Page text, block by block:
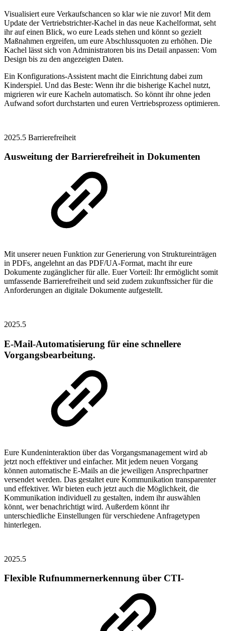
Visualisiert eure Verkaufschancen so klar wie nie zuvor! Mit dem
Update der Vertriebstrichter-Kachel in das neue Kachelformat, seht
ihr auf einen Blick, wo eure Leads stehen und könnt so gezielt
Maßnahmen ergreifen, um eure Abschlussquoten zu erhöhen. Die
Kachel lässt sich von Administratoren bis ins Detail anpassen: Vom
Design bis zu den angezeigten Daten.
Ein Konfigurations-Assistent macht die Einrichtung dabei zum
Kinderspiel. Und das Beste: Wenn ihr die bisherige Kachel nutzt,
migrieren wir eure Kacheln automatisch. So könnt ihr ohne jeden
Aufwand sofort durchstarten und euren Vertriebsprozess optimieren.
2025.5 Barrierefreiheit
Ausweitung der Barrierefreiheit in Dokumenten
Mit unserer neuen Funktion zur Generierung von Struktureinträgen
in PDFs, angelehnt an das PDF/UA-Format, macht ihr eure
Dokumente zugänglicher für alle. Euer Vorteil: Ihr ermöglicht somit
umfassende Barrierefreiheit und seid zudem zukunftssicher für die
Anforderungen an digitale Dokumente aufgestellt.
2025.5
E-Mail-Automatisierung für eine schnellere
Vorgangsbearbeitung.
Eure Kundeninteraktion über das Vorgangsmanagement wird ab
jetzt noch effektiver und einfacher. Mit jedem neuen Vorgang
können automatische E-Mails an die jeweiligen Ansprechpartner
versendet werden. Das gestaltet eure Kommunikation transparenter
und effektiver. Wir bieten euch jetzt auch die Möglichkeit, die
Kommunikation individuell zu gestalten, indem ihr auswählen
könnt, wer benachrichtigt wird. Außerdem könnt ihr
unterschiedliche Einstellungen für verschiedene Anfragetypen
hinterlegen.
2025.5
Flexible Rufnummernerkennung über CTI-